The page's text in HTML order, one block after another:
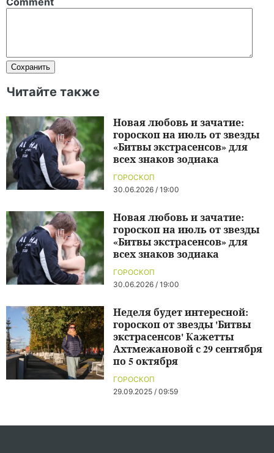
Читайте также
ГОРОСКОП
30.06.2026 / 19:00
Новая любовь и зачатие:
гороскоп на июль от звезды
«Битвы экстрасенсов» для
всех знаков зодиака
ГОРОСКОП
30.06.2026 / 19:00
Новая любовь и зачатие:
гороскоп на июль от звезды
«Битвы экстрасенсов» для
всех знаков зодиака
ГОРОСКОП
29.09.2025 / 09:59
Неделя будет интересной:
гороскоп от звезды 'Битвы
экстрасенсов' Кажетты
Ахтмежановой с 29 сентября
по 5 октября